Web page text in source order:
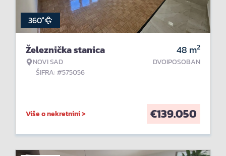
360°
Železnička stanica
NOVI SAD
ŠIFRA: #575056
48 m2
DVOIPOSOBAN
Više o nekretnini > €139.050